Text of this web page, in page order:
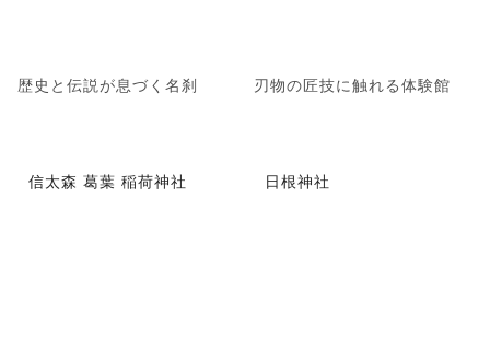
歴史と伝説が息づく名刹 刃物の匠技に触れる体験館
信太森 葛葉 稲荷神社 日根神社